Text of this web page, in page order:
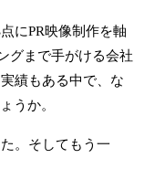
にPR映像制作を軸
グまで手がける会社
績もある中で、な
うか。
。そしてもう一